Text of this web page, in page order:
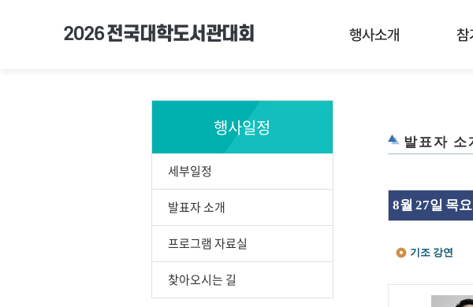
2026전국대학도서관대회 행사소개 참
행사일정
세부일정
발표자 소개
프로그램 자료실
찾아오시는 길
발표자 소
8월 27일 목
기조 강연